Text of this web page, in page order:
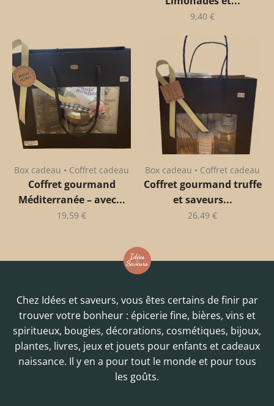
9,40 €
Box cadeau • Coffret cadeau
Coffret gourmand
Méditerranée – avec...
19,59 €
Box cadeau • Coffret cadeau
Coffret gourmand truffe
et saveurs...
26,49 €
Chez Idées et saveurs, vous êtes certains de finir par
trouver votre bonheur : épicerie fine, bières, vins et
spiritueux, bougies, décorations, cosmétiques, bijoux,
plantes, livres, jeux et jouets pour enfants et cadeaux
naissance. Il y en a pour tout le monde et pour tous
les goûts.